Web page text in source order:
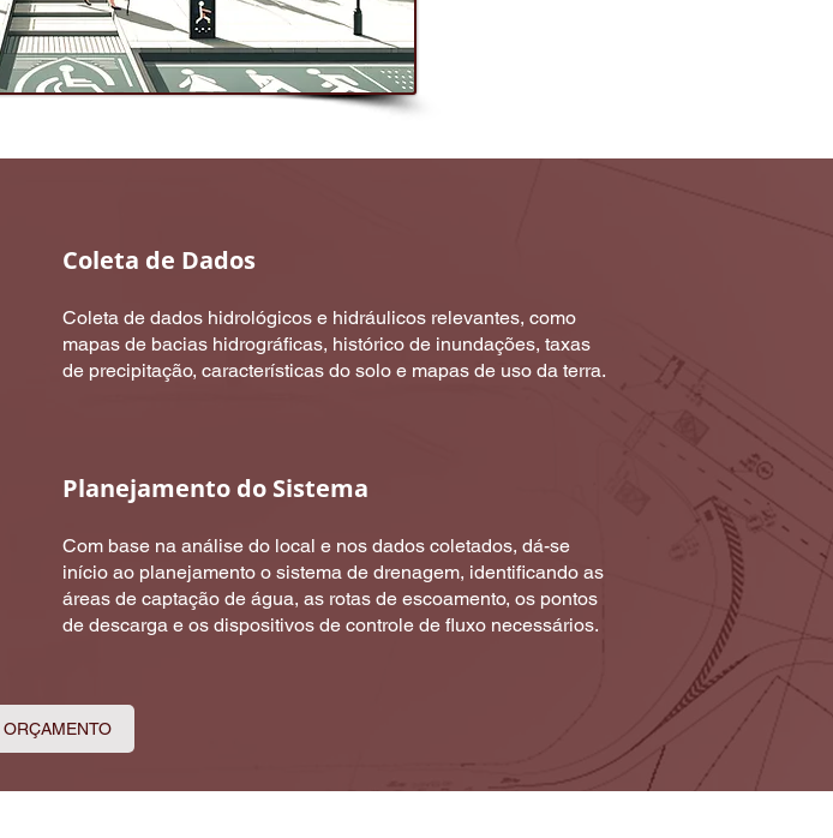
Coleta de Dados
Coleta de dados hidrológicos e hidráulicos relevantes, como
mapas de bacias hidrográficas, histórico de inundações, taxas
de precipitação, características do solo e mapas de uso da terra.
Planejamento do Sistema
Com base na análise do local e nos dados coletados, dá-se
início ao planejamento o sistema de drenagem, identificando as
áreas de captação de água, as rotas de escoamento, os pontos
de descarga e os dispositivos de controle de fluxo necessários.
ORÇAMENTO